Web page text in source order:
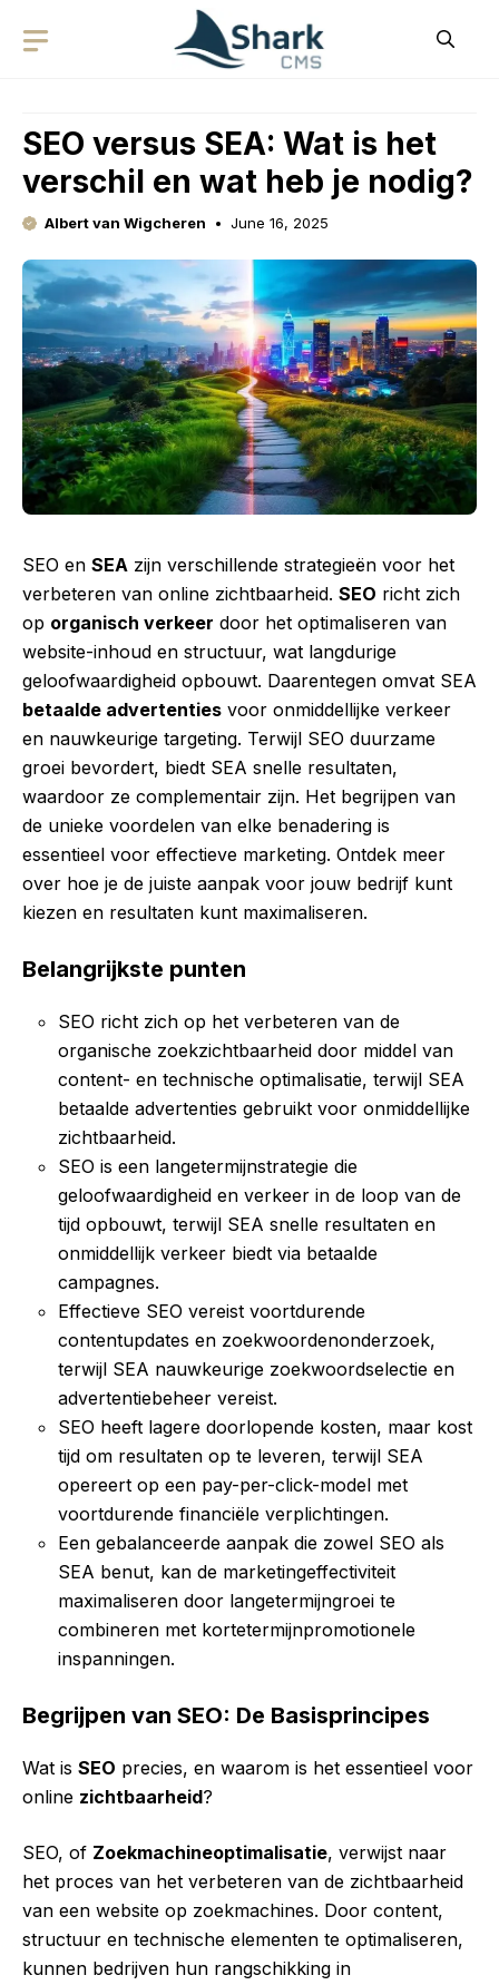
SEO versus SEA: Wat is het
verschil en wat heb je nodig?
Albert van Wigcheren June 16, 2025
SEO en SEA zijn verschillende strategieën voor het
verbeteren van online zichtbaarheid. SEO richt zich
op organisch verkeer door het optimaliseren van
website-inhoud en structuur, wat langdurige
geloofwaardigheid opbouwt. Daarentegen omvat SEA
betaalde advertenties voor onmiddellijke verkeer
en nauwkeurige targeting. Terwijl SEO duurzame
groei bevordert, biedt SEA snelle resultaten,
waardoor ze complementair zijn. Het begrijpen van
de unieke voordelen van elke benadering is
essentieel voor effectieve marketing. Ontdek meer
over hoe je de juiste aanpak voor jouw bedrijf kunt
kiezen en resultaten kunt maximaliseren.
Belangrijkste punten
SEO richt zich op het verbeteren van de
organische zoekzichtbaarheid door middel van
content- en technische optimalisatie, terwijl SEA
betaalde advertenties gebruikt voor onmiddellijke
zichtbaarheid.
SEO is een langetermijnstrategie die
geloofwaardigheid en verkeer in de loop van de
tijd opbouwt, terwijl SEA snelle resultaten en
onmiddellijk verkeer biedt via betaalde
campagnes.
Effectieve SEO vereist voortdurende
contentupdates en zoekwoordenonderzoek,
terwijl SEA nauwkeurige zoekwoordselectie en
advertentiebeheer vereist.
SEO heeft lagere doorlopende kosten, maar kost
tijd om resultaten op te leveren, terwijl SEA
opereert op een pay-per-click-model met
voortdurende financiële verplichtingen.
Een gebalanceerde aanpak die zowel SEO als
SEA benut, kan de marketingeffectiviteit
maximaliseren door langetermijngroei te
combineren met kortetermijnpromotionele
inspanningen.
Begrijpen van SEO: De Basisprincipes
Wat is SEO precies, en waarom is het essentieel voor
online zichtbaarheid?
SEO, of Zoekmachineoptimalisatie, verwijst naar
het proces van het verbeteren van de zichtbaarheid
van een website op zoekmachines. Door content,
structuur en technische elementen te optimaliseren,
kunnen bedrijven hun rangschikking in